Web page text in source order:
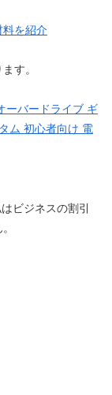
料を紹介
す。
ーバードライブ ギ
ム 初心者向け 電
ビジネスの割引